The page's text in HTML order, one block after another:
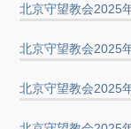
北京守望教会2025
北京守望教会2025
北京守望教会2025